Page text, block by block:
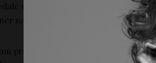
umorno. Duboka smeđa boja u
na donjoj liniji trepavica, jer će istaći
predlažemo City Color Basic paletu